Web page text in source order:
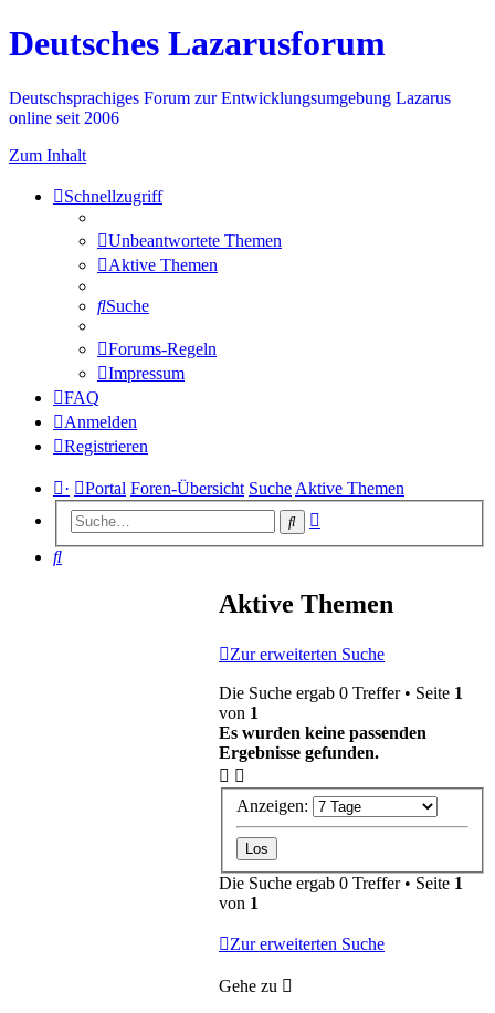
Deutsches Lazarusforum
Deutschsprachiges Forum zur Entwicklungsumgebung Lazarus
online seit 2006
Zum Inhalt
Schnellzugriff
Unbeantwortete Themen
Aktive Themen
Suche
Forums-Regeln
Impressum
FAQ
Anmelden
Registrieren
· Portal Foren-Übersicht Suche Aktive Themen
Suche
Suche
Aktive Themen
Zur erweiterten Suche
Die Suche ergab 0 Treffer • Seite 1
von 1
Es wurden keine passenden
Ergebnisse gefunden.
Anzeigen:
Die Suche ergab 0 Treffer • Seite 1
von 1
Zur erweiterten Suche
Gehe zu